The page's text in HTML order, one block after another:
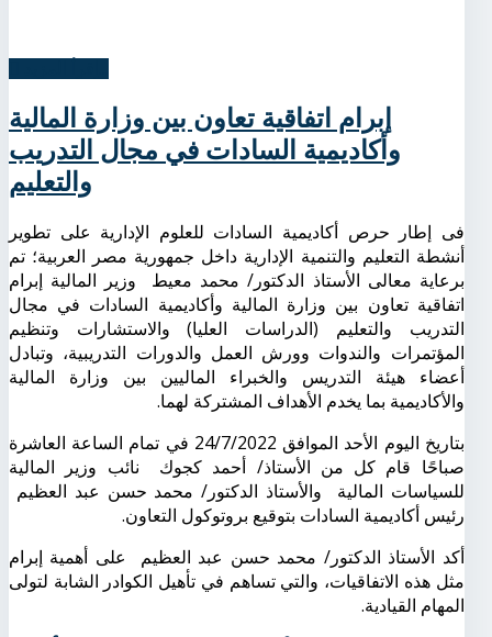
إبرام اتفاقية تعاون بين وزارة المالية
وأكاديمية السادات في مجال التدريب
والتعليم
فى إطار حرص أكاديمية السادات للعلوم الإدارية على تطوير
أنشطة التعليم والتنمية الإدارية داخل جمهورية مصر العربية؛ تم
برعاية معالى الأستاذ الدكتور/ محمد معيط وزير المالية إبرام
اتفاقية تعاون بين وزارة المالية وأكاديمية السادات في مجال
التدريب والتعليم (الدراسات العليا) والاستشارات وتنظيم
المؤتمرات والندوات وورش العمل والدورات التدريبية، وتبادل
أعضاء هيئة التدريس والخبراء الماليين بين وزارة المالية
والأكاديمية بما يخدم الأهداف المشتركة لهما.
بتاريخ اليوم الأحد الموافق 24/7/2022 في تمام الساعة العاشرة
صباحًا قام كل من الأستاذ/ أحمد كجوك نائب وزير المالية
للسياسات المالية والأستاذ الدكتور/ محمد حسن عبد العظيم
رئيس أكاديمية السادات بتوقيع بروتوكول التعاون.
أكد الأستاذ الدكتور/ محمد حسن عبد العظيم على أهمية إبرام
مثل هذه الاتفاقيات، والتي تساهم في تأهيل الكوادر الشابة لتولى
المهام القيادية.